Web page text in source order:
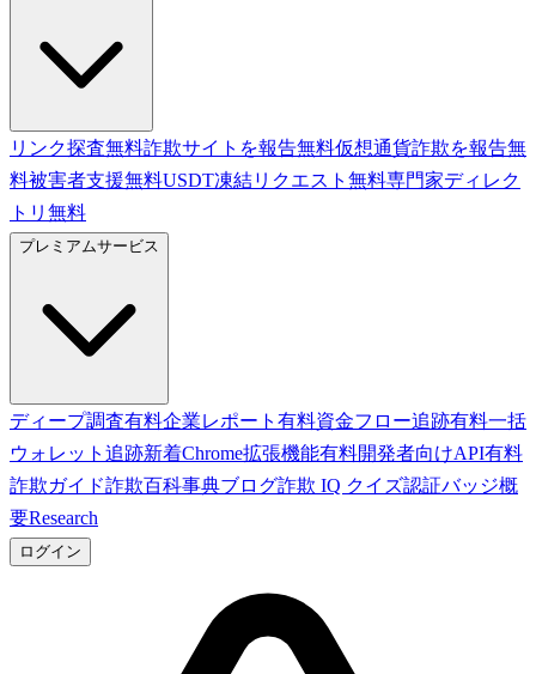
リンク探査無料詐欺サイトを報告無料仮想通貨詐欺を報告無
料被害者支援無料USDT凍結リクエスト 無料専門家ディレク
トリ 無料
プレミアムサービス
ディープ調査有料企業レポート 有料資金フロー追跡有料一括
ウォレット追跡新着Chrome拡張機能有料開発者向けAPI有料
詐欺ガイド詐欺百科事典ブログ詐欺 IQ クイズ認証バッジ概
要Research
ログイン